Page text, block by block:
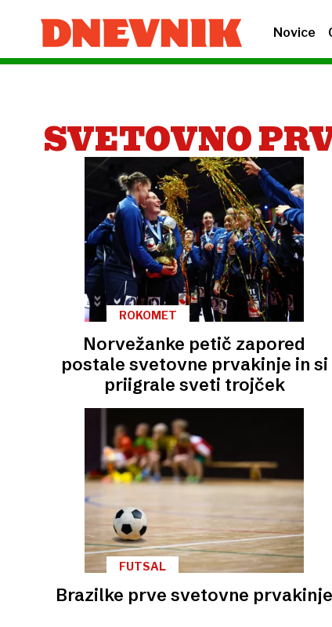
Novice
SVETOVNO
ROKOMET
Norvežanke petič zapored
postale svetovne prvakinje in si
priigrale sveti trojček
FUTSAL
Brazilke prve svetovne prvakinje